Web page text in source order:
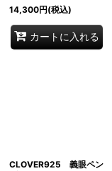
14,300円(税込)
カートに入れる
CLOVER925 義眼ペン